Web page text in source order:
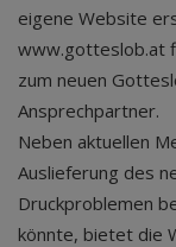
eigene Website
www.gotteslob.at
zum neuen
Ansprechpartner.
Neben aktuellen
Auslieferung des
Druckproblemen
könnte, bietet die